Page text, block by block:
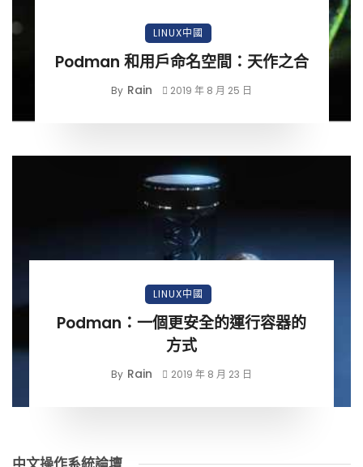
LINUX中國
Podman 和用戶命名空間：天作之合
By Rain 2019 年 8 月 25 日
LINUX中國
Podman：一個更安全的運行容器的
方式
By Rain 2019 年 8 月 23 日